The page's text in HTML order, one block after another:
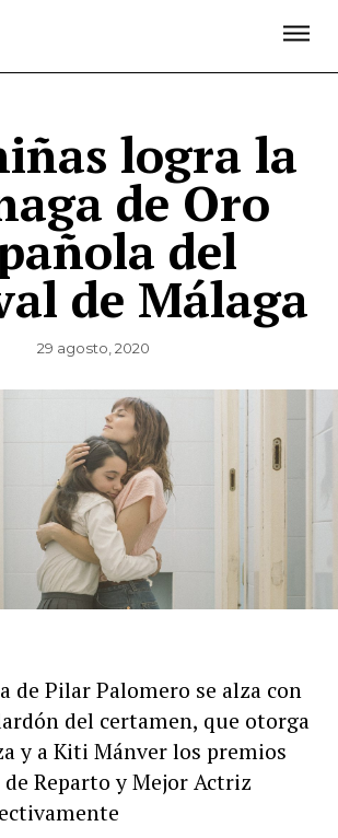
logra la
de Oro
del
de Málaga
29 agosto, 2020
de Pilar Palomero se alza con
del certamen, que otorga
y a Kiti Mánver los premios
Reparto y Mejor Actriz
A LA ACADEMIA DE CINE
PRENSA
NEWSLETTER